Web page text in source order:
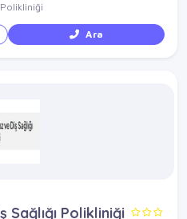
Ara
Sağlığı Polikliniği